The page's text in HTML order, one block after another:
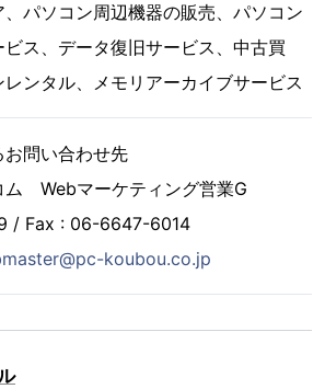
パソコン周辺機器の販売、パソコン
ス、データ復旧サービス、中古買
ンタル、メモリアーカイブサービス
問い合わせ先
ム Webマーケティング営業G
/ Fax : 06-6647-6014
koubou.co.jp